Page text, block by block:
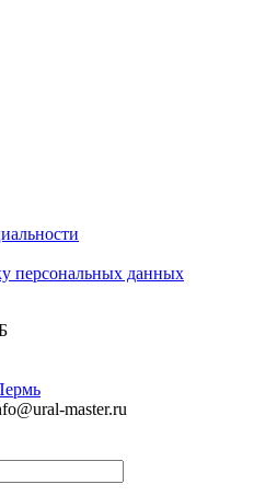
персональных данных
master.ru